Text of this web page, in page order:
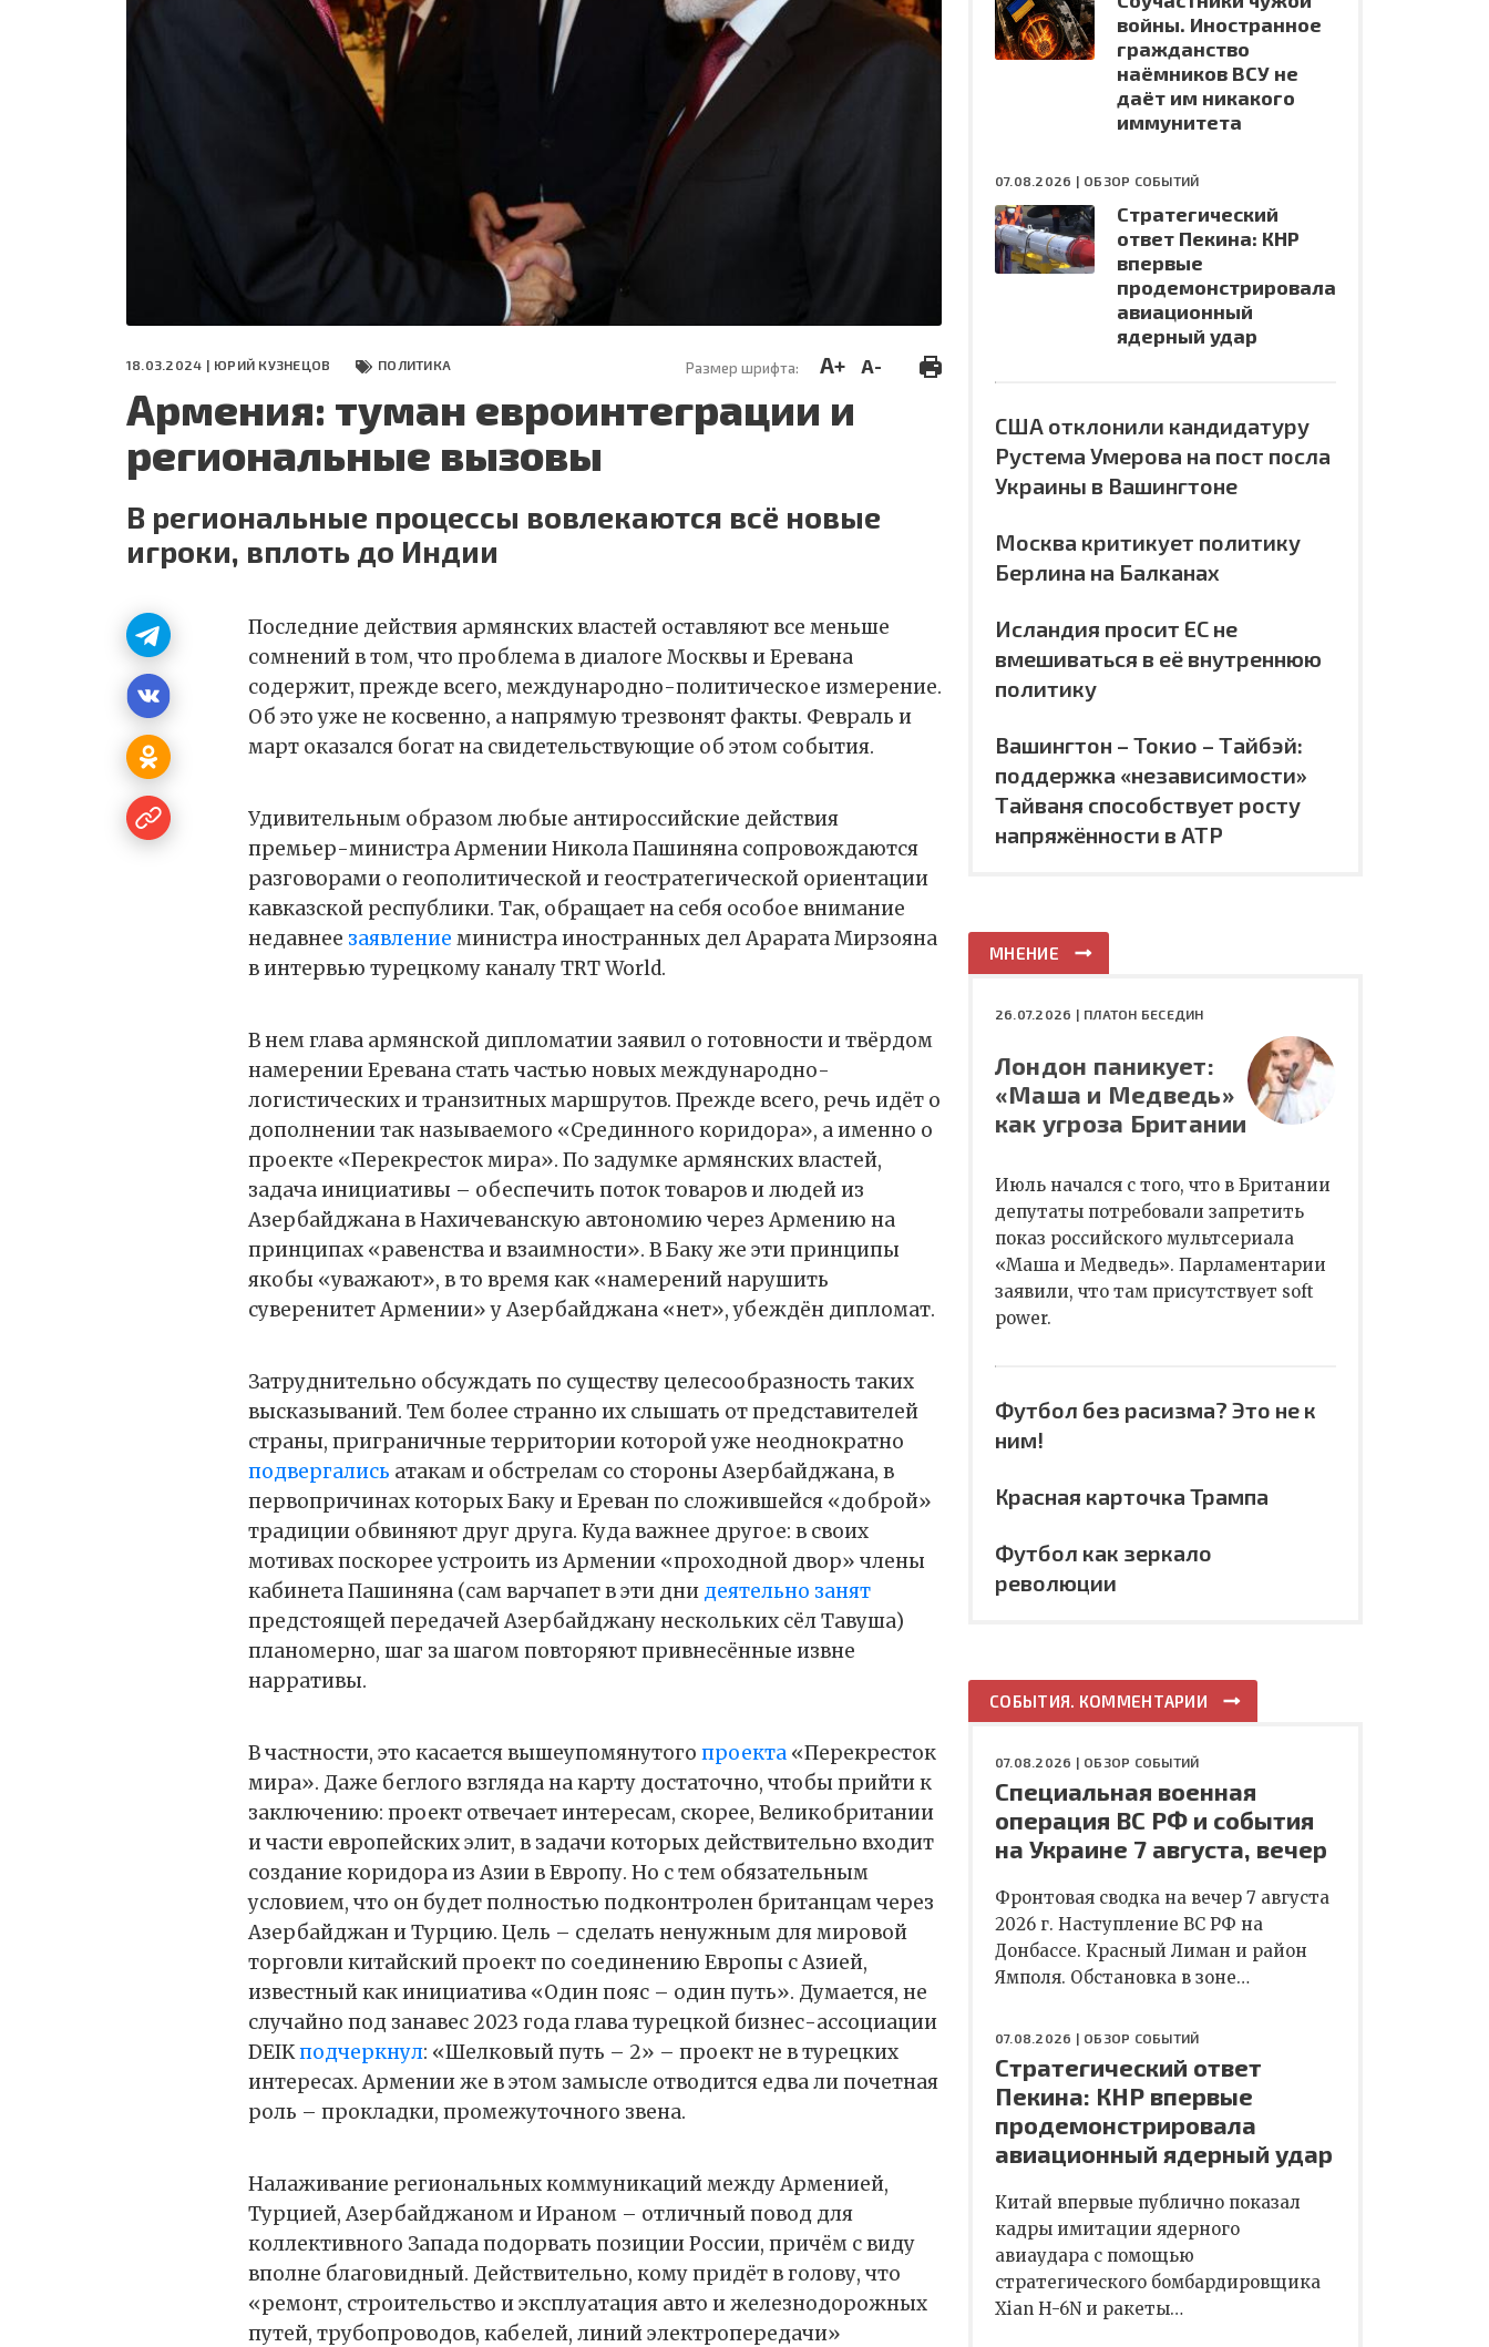
18.03.2024 | ЮРИЙ КУЗНЕЦОВ ПОЛИТИКА Размер шрифта: A+ A-
Армения: туман евроинтеграции и
региональные вызовы
В региональные процессы вовлекаются всё новые
игроки, вплоть до Индии
Последние действия армянских властей оставляют все меньше
сомнений в том, что проблема в диалоге Москвы и Еревана
содержит, прежде всего, международно-политическое измерение.
Об это уже не косвенно, а напрямую трезвонят факты. Февраль и
март оказался богат на свидетельствующие об этом события.
Удивительным образом любые антироссийские действия
премьер-министра Армении Никола Пашиняна сопровождаются
разговорами о геополитической и геостратегической ориентации
кавказской республики. Так, обращает на себя особое внимание
недавнее заявление министра иностранных дел Арарата Мирзояна
в интервью турецкому каналу TRT World.
В нем глава армянской дипломатии заявил о готовности и твёрдом
намерении Еревана стать частью новых международно-
логистических и транзитных маршрутов. Прежде всего, речь идёт о
дополнении так называемого «Срединного коридора», а именно о
проекте «Перекресток мира». По задумке армянских властей,
задача инициативы – обеспечить поток товаров и людей из
Азербайджана в Нахичеванскую автономию через Армению на
принципах «равенства и взаимности». В Баку же эти принципы
якобы «уважают», в то время как «намерений нарушить
суверенитет Армении» у Азербайджана «нет», убеждён дипломат.
Затруднительно обсуждать по существу целесообразность таких
высказываний. Тем более странно их слышать от представителей
страны, приграничные территории которой уже неоднократно
подвергались атакам и обстрелам со стороны Азербайджана, в
первопричинах которых Баку и Ереван по сложившейся «доброй»
традиции обвиняют друг друга. Куда важнее другое: в своих
мотивах поскорее устроить из Армении «проходной двор» члены
кабинета Пашиняна (сам варчапет в эти дни деятельно занят
предстоящей передачей Азербайджану нескольких сёл Тавуша)
планомерно, шаг за шагом повторяют привнесённые извне
нарративы.
В частности, это касается вышеупомянутого проекта «Перекресток
мира». Даже беглого взгляда на карту достаточно, чтобы прийти к
заключению: проект отвечает интересам, скорее, Великобритании
и части европейских элит, в задачи которых действительно входит
создание коридора из Азии в Европу. Но с тем обязательным
условием, что он будет полностью подконтролен британцам через
Азербайджан и Турцию. Цель – сделать ненужным для мировой
торговли китайский проект по соединению Европы с Азией,
известный как инициатива «Один пояс – один путь». Думается, не
случайно под занавес 2023 года глава турецкой бизнес-ассоциации
DEIKподчеркнул: «Шелковый путь – 2» – проект не в турецких
интересах. Армении же в этом замысле отводится едва ли почетная
роль – прокладки, промежуточного звена.
Налаживание региональных коммуникаций между Арменией,
Турцией, Азербайджаном и Ираном – отличный повод для
коллективного Запада подорвать позиции России, причём с виду
вполне благовидный. Действительно, кому придёт в голову, что
«ремонт, строительство и эксплуатация авто и железнодорожных
путей, трубопроводов, кабелей, линий электропередачи»
войны. Иностранное
гражданство
наёмников ВСУ не
даёт им никакого
иммунитета
07.08.2026 | ОБЗОР СОБЫТИЙ
Стратегический
ответ Пекина: КНР
впервые
продемонстрировала
авиационный
ядерный удар
США отклонили кандидатуру
Рустема Умерова на пост посла
Украины в Вашингтоне
Москва критикует политику
Берлина на Балканах
Исландия просит ЕС не
вмешиваться в её внутреннюю
политику
Вашингтон – Токио – Тайбэй:
поддержка «независимости»
Тайваня способствует росту
напряжённости в АТР
МНЕНИЕ
26.07.2026 | ПЛАТОН БЕСЕДИН
Лондон паникует:
«Маша и Медведь»
как угроза Британии
Июль начался с того, что в Британии
депутаты потребовали запретить
показ российского мультсериала
«Маша и Медведь». Парламентарии
заявили, что там присутствует soft
power.
Футбол без расизма? Это не к
ним!
Красная карточка Трампа
Футбол как зеркало
революции
СОБЫТИЯ. КОММЕНТАРИИ
07.08.2026 | ОБЗОР СОБЫТИЙ
Специальная военная
операция ВС РФ и события
на Украине 7 августа, вечер
Фронтовая сводка на вечер 7 августа
2026 г. Наступление ВС РФ на
Донбассе. Красный Лиман и район
Ямполя. Обстановка в зоне…
07.08.2026 | ОБЗОР СОБЫТИЙ
Стратегический ответ
Пекина: КНР впервые
продемонстрировала
авиационный ядерный удар
Китай впервые публично показал
кадры имитации ядерного
авиаудара с помощью
стратегического бомбардировщика
Xian H-6N и ракеты…